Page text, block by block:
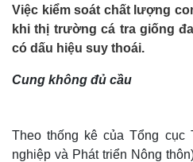
Việc kiểm soát chất lượng
khi thị trường cá tra giống
có dấu hiệu suy thoái.
Cung không đủ cầu
Theo thống kê của Tổng cục
nghiệp và Phát triển Nông